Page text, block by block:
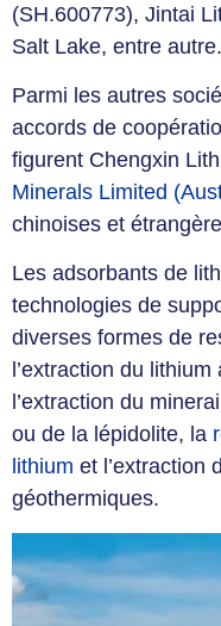
(SH.600773), Jintai
Salt Lake, entre autre.
Parmi les autres
accords de
figurent Chengxin
Minerals Limited
chinoises et
Les adsorbants de
technologies de
diverses formes de
l’extraction du
l’extraction du
ou de la lépidolite, la
lithium et l’extraction
géothermiques.